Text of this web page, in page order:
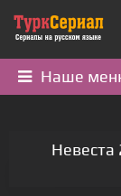
Наше
Невеста